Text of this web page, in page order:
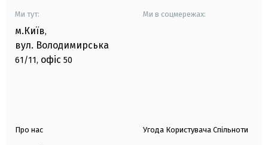
Ми тут:
м.Київ,
вул. Володимирська
61/11, офіс 50
Ми в соцмережах:
Про нас Угода Користувача Спільноти